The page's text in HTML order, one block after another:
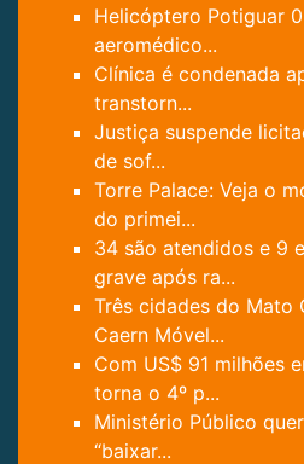
Helicóptero Potiguar
aeromédico...
Clínica é condenada
transtorn...
Justiça suspende
de sof...
Torre Palace: Veja o
do primei...
34 são atendidos e 9
grave após ra...
Três cidades do Mato
Caern Móvel...
Com US$ 91 milhões
torna o 4º p...
Ministério Público
“baixar...